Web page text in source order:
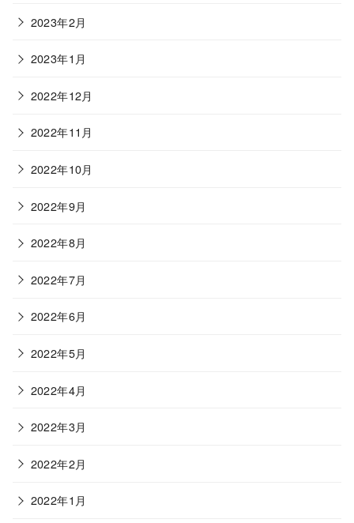
2023年2月
2023年1月
2022年12月
2022年11月
2022年10月
2022年9月
2022年8月
2022年7月
2022年6月
2022年5月
2022年4月
2022年3月
2022年2月
2022年1月